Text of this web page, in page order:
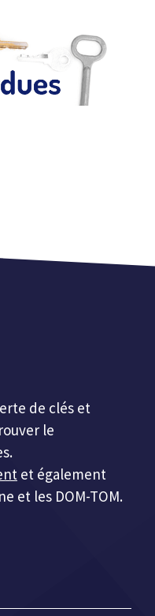
de clés et
le
et également
et les DOM-TOM.